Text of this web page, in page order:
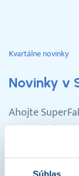
Súhlas
Kvartálne novinky
Novinky v
Ahojte
len prvú)
odchodu na